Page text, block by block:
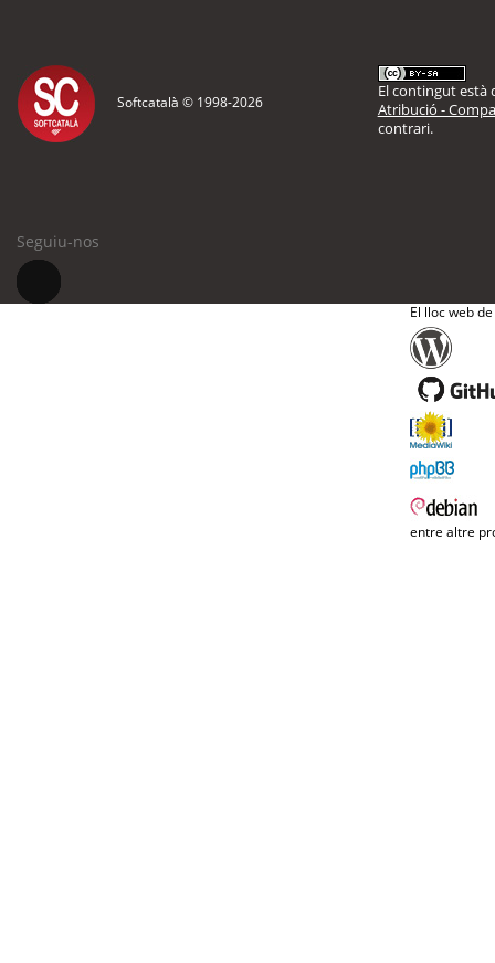
Softcatalà © 1998-2026
El contingut està
Atribució -
contrari.
Seguiu-nos
El lloc web
entre altre